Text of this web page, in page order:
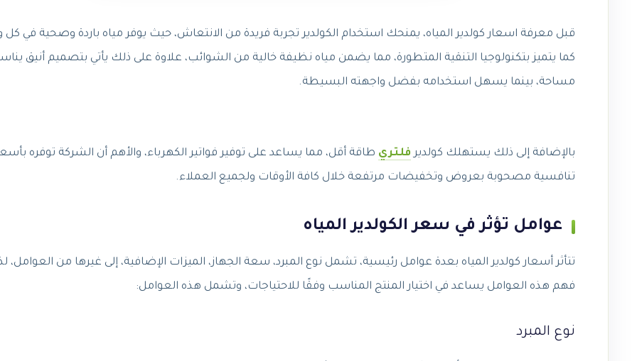
قبل معرفة اسعار كولدير المياه، يمنحك استخدام الكولدير تجربة فريدة من الانتعاش، حيث يوفر مياه باردة وصحية في
كما يتميز بتكنولوجيا التنقية المتطورة، مما يضمن مياه نظيفة خالية من الشوائب، علاوة على ذلك يأتي بتصميم أنيق
مساحة، بينما يسهل استخدامه بفضل واجهته البسيطة.
بالإضافة إلى ذلك يستهلك كولدير فلتري طاقة أقل، مما يساعد على توفير فواتير الكهرباء، والأهم أن الشركة توفره
تنافسية مصحوبة بعروض وتخفيضات مرتفعة خلال كافة الأوقات ولجميع العملاء.
عوامل تؤثر في سعر الكولدير المياه
تتأثر أسعار كولدير المياه بعدة عوامل رئيسية، تشمل نوع المبرد، سعة الجهاز، الميزات الإضافية، إلى غيرها من العوامل،
فهم هذه العوامل يساعد في اختيار المنتج المناسب وفقًا للاحتياجات، وتشمل هذه العوامل:
نوع المبرد